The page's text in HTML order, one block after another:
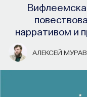
нарративом и
АЛЕКСЕЙ
TV
ИИ в